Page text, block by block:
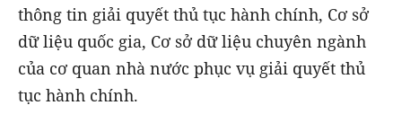
thông tin giải quyết thủ tục hành chính, Cơ sở
dữ liệu quốc gia, Cơ sở dữ liệu chuyên ngành
của cơ quan nhà nước phục vụ giải quyết thủ
tục hành chính.